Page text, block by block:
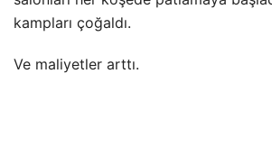
kampları çoğaldı.
Ve maliyetler arttı.